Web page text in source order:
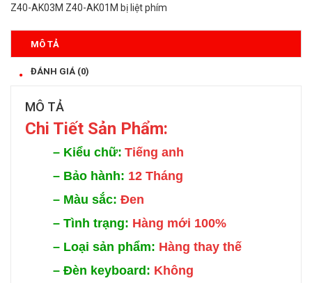
Z40-AK03M Z40-AK01M bị liệt phím
MÔ TẢ
ĐÁNH GIÁ (0)
MÔ TẢ
Chi Tiết Sản Phẩm:
– Kiểu chữ: Tiếng anh
– Bảo hành: 12 Tháng
– Màu sắc: Đen
– Tình trạng: Hàng mới 100%
– Loại sản phẩm: Hàng thay thế
– Đèn keyboard: Không